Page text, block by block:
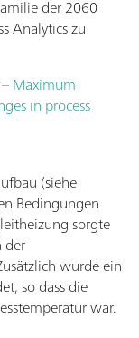
der 2060
Analytics zu
Maximum
in process
(siehe
Bedingungen
sorgte
der
wurde ein
so dass die
war.